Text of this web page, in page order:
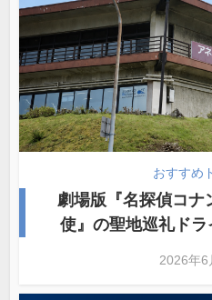
おすすめ
劇場版『名探偵コナ
使』の聖地巡礼ド
2026年6